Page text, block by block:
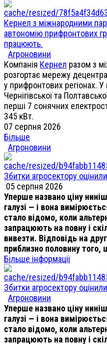
Кернел з міжнародними
автономію прифронтових
працюють.
Агроновини
Компанія Кернел разом з
розгортає мережу
у прифронтових регіонах. У
Чернігівської та
перші 7 сонячних
345 кВт.
07 серпня 2026
Більше
Агроновини
Збитки агросектору
05 серпня 2026
Уперше названо ціну
галузі — і вона
стало відомо, коли
запрацюють на повну і
вивезти. Відповідь на
приблизно половину
Більше інформації
Збитки агросектору
Агроновини
Уперше названо ціну
галузі — і вона
стало відомо, коли
запрацюють на повну і